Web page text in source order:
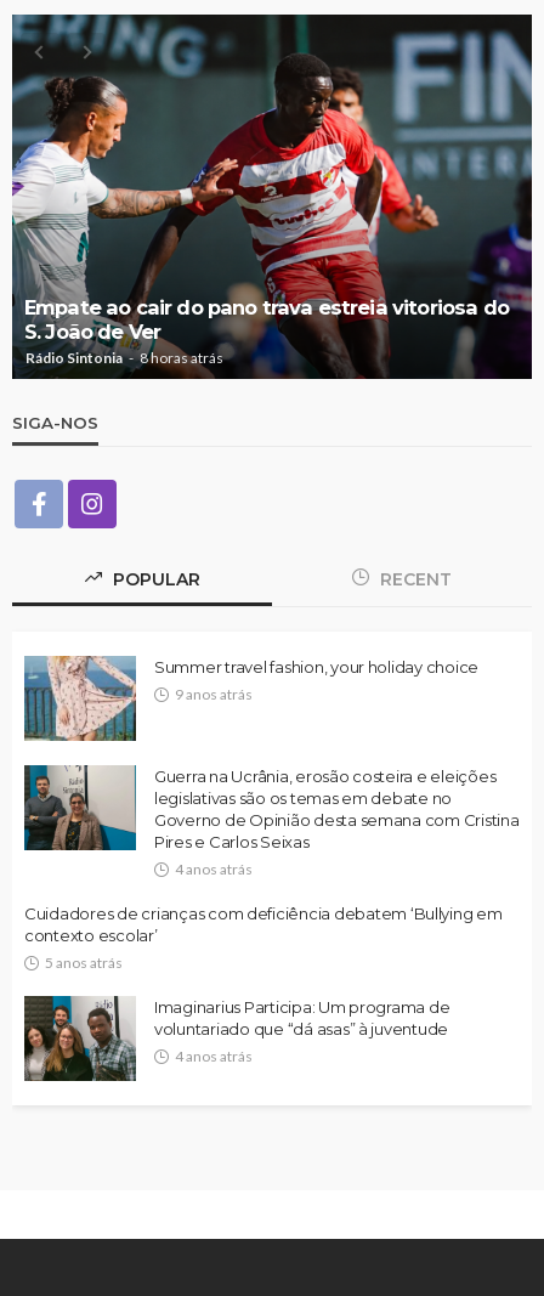
Empate ao cair do pano trava estreia vitoriosa do
S. João de Ver
Rádio Sintonia 8 horas atrás
SIGA-NOS
POPULAR RECENT
Summer travel fashion, your holiday choice
9 anos atrás
Guerra na Ucrânia, erosão costeira e eleições
legislativas são os temas em debate no
Governo de Opinião desta semana com Cristina
Pires e Carlos Seixas
4 anos atrás
Cuidadores de crianças com deficiência debatem ‘Bullying em
contexto escolar’
5 anos atrás
Imaginarius Participa: Um programa de
voluntariado que “dá asas” à juventude
4 anos atrás